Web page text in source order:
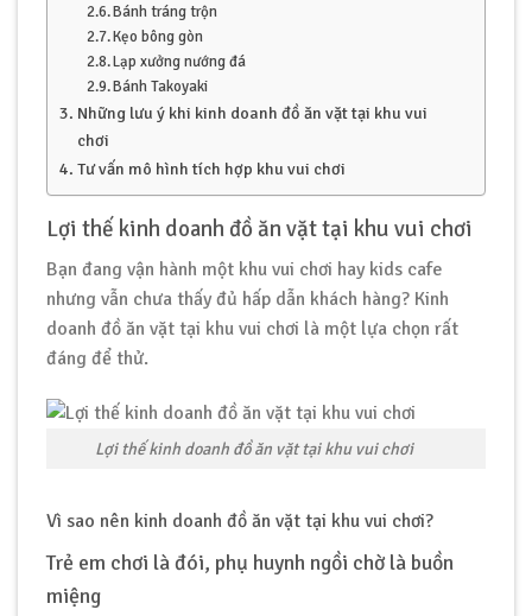
Bánh tráng trộn
Kẹo bông gòn
Lạp xưởng nướng đá
Bánh Takoyaki
Những lưu ý khi kinh doanh đồ ăn vặt tại khu vui
chơi
Tư vấn mô hình tích hợp khu vui chơi
Lợi thế kinh doanh đồ ăn vặt tại khu vui chơi
Bạn đang vận hành một khu vui chơi hay kids cafe
nhưng vẫn chưa thấy đủ hấp dẫn khách hàng? Kinh
doanh đồ ăn vặt tại khu vui chơi là một lựa chọn rất
đáng để thử.
Lợi thế kinh doanh đồ ăn vặt tại khu vui chơi
Vì sao nên kinh doanh đồ ăn vặt tại khu vui chơi?
Trẻ em chơi là đói, phụ huynh ngồi chờ là buồn
miệng